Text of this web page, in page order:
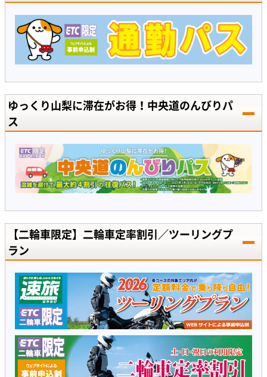
ゆっくり山梨に滞在がお得！中央道のんびりパ
ス
【二輪車限定】二輪車定率割引／ツーリングプ
ラン